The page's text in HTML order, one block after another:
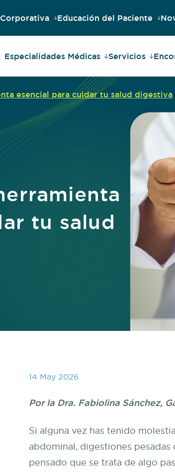
Educación del Paciente
Especialidades Médicas Servicios
esencial para cuidar tu salud digestiva
tu salud
14 May 2026
Por la Dra. Fabiolina Sánchez,
Si alguna vez has tenido
abdominal, digestiones
pensado que se trata de algo